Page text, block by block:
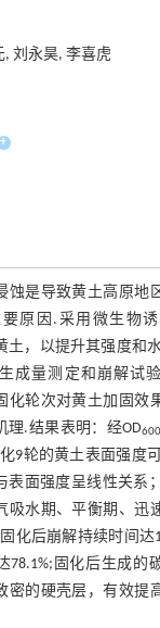
刘永昊, 李喜虎
+
蚀是导致黄土高原地
原因.采用微生物
土，以提升其强度和
成量测定和崩解试
化轮次对黄土加固效
理.结果表明：经OD600
9轮的黄土表面强度
表面强度呈线性关系
吸水期、平衡期、迅
化后崩解持续时间达
78.1%;固化后生成的
密的硬壳层，有效提